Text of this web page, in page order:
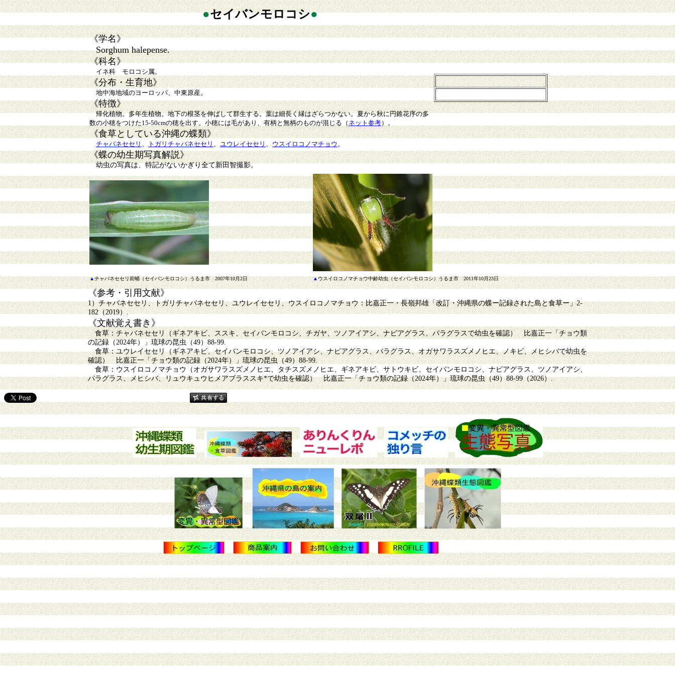
●セイバンモロコシ●
《学名》
Sorghum halepense.
《科名》
イネ科 モロコシ属。
《分布・生育地》
地中海地域のヨーロッパ、中東原産。
《特徴》
帰化植物。多年生植物。地下の根茎を伸ばして群生する。葉は細長く縁はざらつかない。夏から秋に円錐花序の多
数の小穂をつけた15-50cmの穂を出す。小穂には毛があり、有柄と無柄のものが混じる（ ネット参考）。
《食草としている沖縄の蝶類》
チャバネセセリ 、 トガリチャバネセセリ 、 ユウレイセセリ 、 ウスイロコノマチョウ 。
《蝶の幼生期写真解説》
幼虫の写真は、特記がないかぎり全て新田智撮影。
▲チャバネセセリ前蛹（セイバンモロコシ）うるま市 2007年10月2日 ▲ ウスイロコノマチョウ中齢幼虫（セイバンモロコシ）うるま市 2011年10月23日
《参考・引用文献》
1）チャバネセセリ、トガリチャバネセセリ、ユウレイセセリ、ウスイロコノマチョウ：比嘉正一・長嶺邦雄「改訂・沖縄県の蝶ー記録された島と食草ー」2-
182（2019）.
《文献覚え書き》
食草：チャバネセセリ（ギネアキビ、ススキ、セイバンモロコシ、チガヤ、ツノアイアシ、ナピアグラス、パラグラスで幼虫を確認） 比嘉正一「チョウ類
の記録（2024年）」琉球の昆虫（49）88-99.
食草：ユウレイセセリ（ギネアキビ、セイバンモロコシ、ツノアイアシ、ナピアグラス、パラグラス、オガサワラスズメノヒエ、ノキビ、メヒシバで幼虫を
確認） 比嘉正一「チョウ類の記録（2024年）」琉球の昆虫（49）88-99.
食草：ウスイロコノマチョウ（オガサワラスズメノヒエ、タチスズメノヒエ、ギネアキビ、サトウキビ、セイバンモロコシ、ナピアグラス、ツノアイアシ、
パラグラス、メヒシバ、リュウキュウヒメアブラススキ*で幼虫を確認） 比嘉正一「チョウ類の記録（2024年）」琉球の昆虫（49）88-99（2026）.